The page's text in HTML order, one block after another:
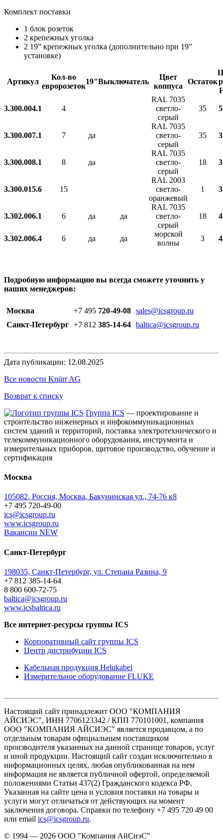
Комплект поставки
1 блок розеток
2 крепежных уголка
2 19” крепежных уголка (дополнительно при 19”
установке)
Артикул
Кол-во
евророзеток
19"Выключатель
Цвет
коппуса
Остаток
3.300.004.1 4
RAL 7035
светло-
серый
35
3.300.007.1 7 да
RAL 7035
светло-
серый
35
3.300.008.1 8 да
RAL 7035
светло-
серый
18
3.300.015.6 15
RAL 2003
светло-
оранжевый
1
3.302.006.1 6 да да
RAL 7035
светло-
серый
18
3.302.006.4 6 да да
морской
волны
3
Подробную информацию вы всегда сможете уточнить у
наших менеджеров:
Москва +7 495 720-49-08 sales@icsgroup.ru
Санкт-Петербург +7 812 385-14-64 baltica@icsgroup.ru
Дата публикации: 12.08.2025
Все новости Knürr AG
Возврат к списку
Группа ICS — проектирование и
строительство инженерных и инфокоммуникационных
систем зданий и территорий, поставка электротехнического и
телекоммуникационного оборудования, инструмента и
измерительных приборов, щитовое производство, обучение и
сертификация
Москва
105082, Россия, Москва, Бакунинская ул., 74-76 к8
+7 495 720-49-00
ics@icsgroup.ru
www.icsgroup.ru
Вакансии NEW
Санкт-Петербург
198035, Санкт-Петербург, ул. Степана Разина, 9
+7 812 385-14-64
8 800 600-72-75
baltica@icsgroup.ru
www.icsbaltica.ru
Все интернет-ресурсы группы ICS
Корпоративный сайт группы ICS
Центр дистрибуции ICS
Кабельная продукция Helukabel
Измерительное оборудование FLUKE
Настоящий сайт принадлежит ООО "КОМПАНИЯ
АЙСИЭС", ИНН 7706123342 / КПП 770101001, компания
ООО "КОМПАНИЯ АЙСИЭС" является продавцом, а по
отдельным товарам официальным поставщиком
производителя указанных на данной странице товаров, услуг
и иной продукции. Настоящий сайт создан исключительно в
информационных целях, любая опубликованная на нем
информация не является публичной офертой, определяемой
положениями Статьи 437(2) Гражданского кодекса РФ.
Указанная на сайте цена и условия поставки на товары и
услуги могут отличаться от действующих на момент
заключения договора. Справки по телефону +7 495 720 49 00
или email ics@icsgroup.ru.
© 1994 — 2026 ООО "Компания АйСиэС"